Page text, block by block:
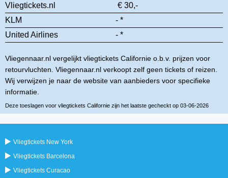
Vliegtickets.nl
€ 30,-
KLM
- *
United Airlines
- *
Vliegennaar.nl vergelijkt vliegtickets Californie o.b.v. prijzen voor
retourvluchten. Vliegennaar.nl verkoopt zelf geen tickets of reizen.
Wij verwijzen je naar de website van aanbieders voor specifieke
informatie.
Deze toeslagen voor vliegtickets Californie zijn het laatste gecheckt op 03-06-2026
Vliegtickets New York
Vliegtickets Barcelona
Vliegtickets Curacao